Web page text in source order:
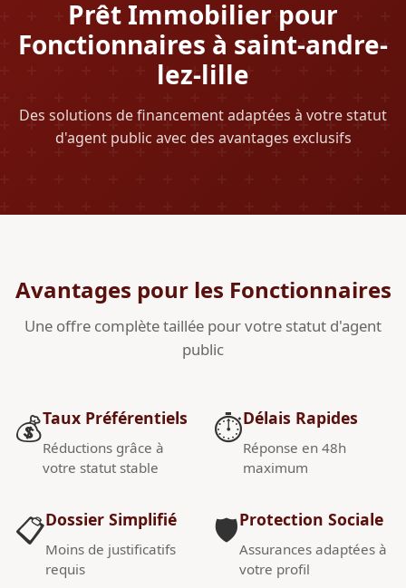
Prêt Immobilier pour
Fonctionnaires à saint-andre-
lez-lille
Des solutions de financement adaptées à votre statut
d'agent public avec des avantages exclusifs
Avantages pour les Fonctionnaires
Une offre complète taillée pour votre statut d'agent
public
💰Taux Préférentiels
Réductions grâce à
votre statut stable
📋Dossier Simplifié
Moins de justificatifs
requis
⏱️Délais Rapides
Réponse en 48h
maximum
🛡️Protection Sociale
Assurances adaptées à
votre profil